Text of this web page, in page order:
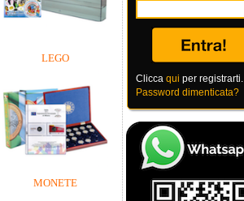
LEGO
MONETE
Clicca qui per registrarti.
Password dimenticata?